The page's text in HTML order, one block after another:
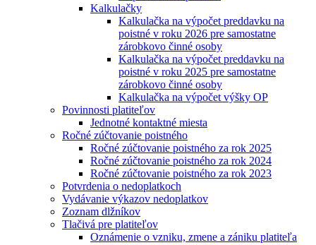
Kalkulačky
Kalkulačka na výpočet preddavku na
poistné v roku 2026 pre samostatne
zárobkovo činné osoby
Kalkulačka na výpočet preddavku na
poistné v roku 2025 pre samostatne
zárobkovo činné osoby
Kalkulačka na výpočet výšky OP
Povinnosti platiteľov
Jednotné kontaktné miesta
Ročné zúčtovanie poistného
Ročné zúčtovanie poistného za rok 2025
Ročné zúčtovanie poistného za rok 2024
Ročné zúčtovanie poistného za rok 2023
Potvrdenia o nedoplatkoch
Vydávanie výkazov nedoplatkov
Zoznam dlžníkov
Tlačivá pre platiteľov
Oznámenie o vzniku, zmene a zániku platiteľa